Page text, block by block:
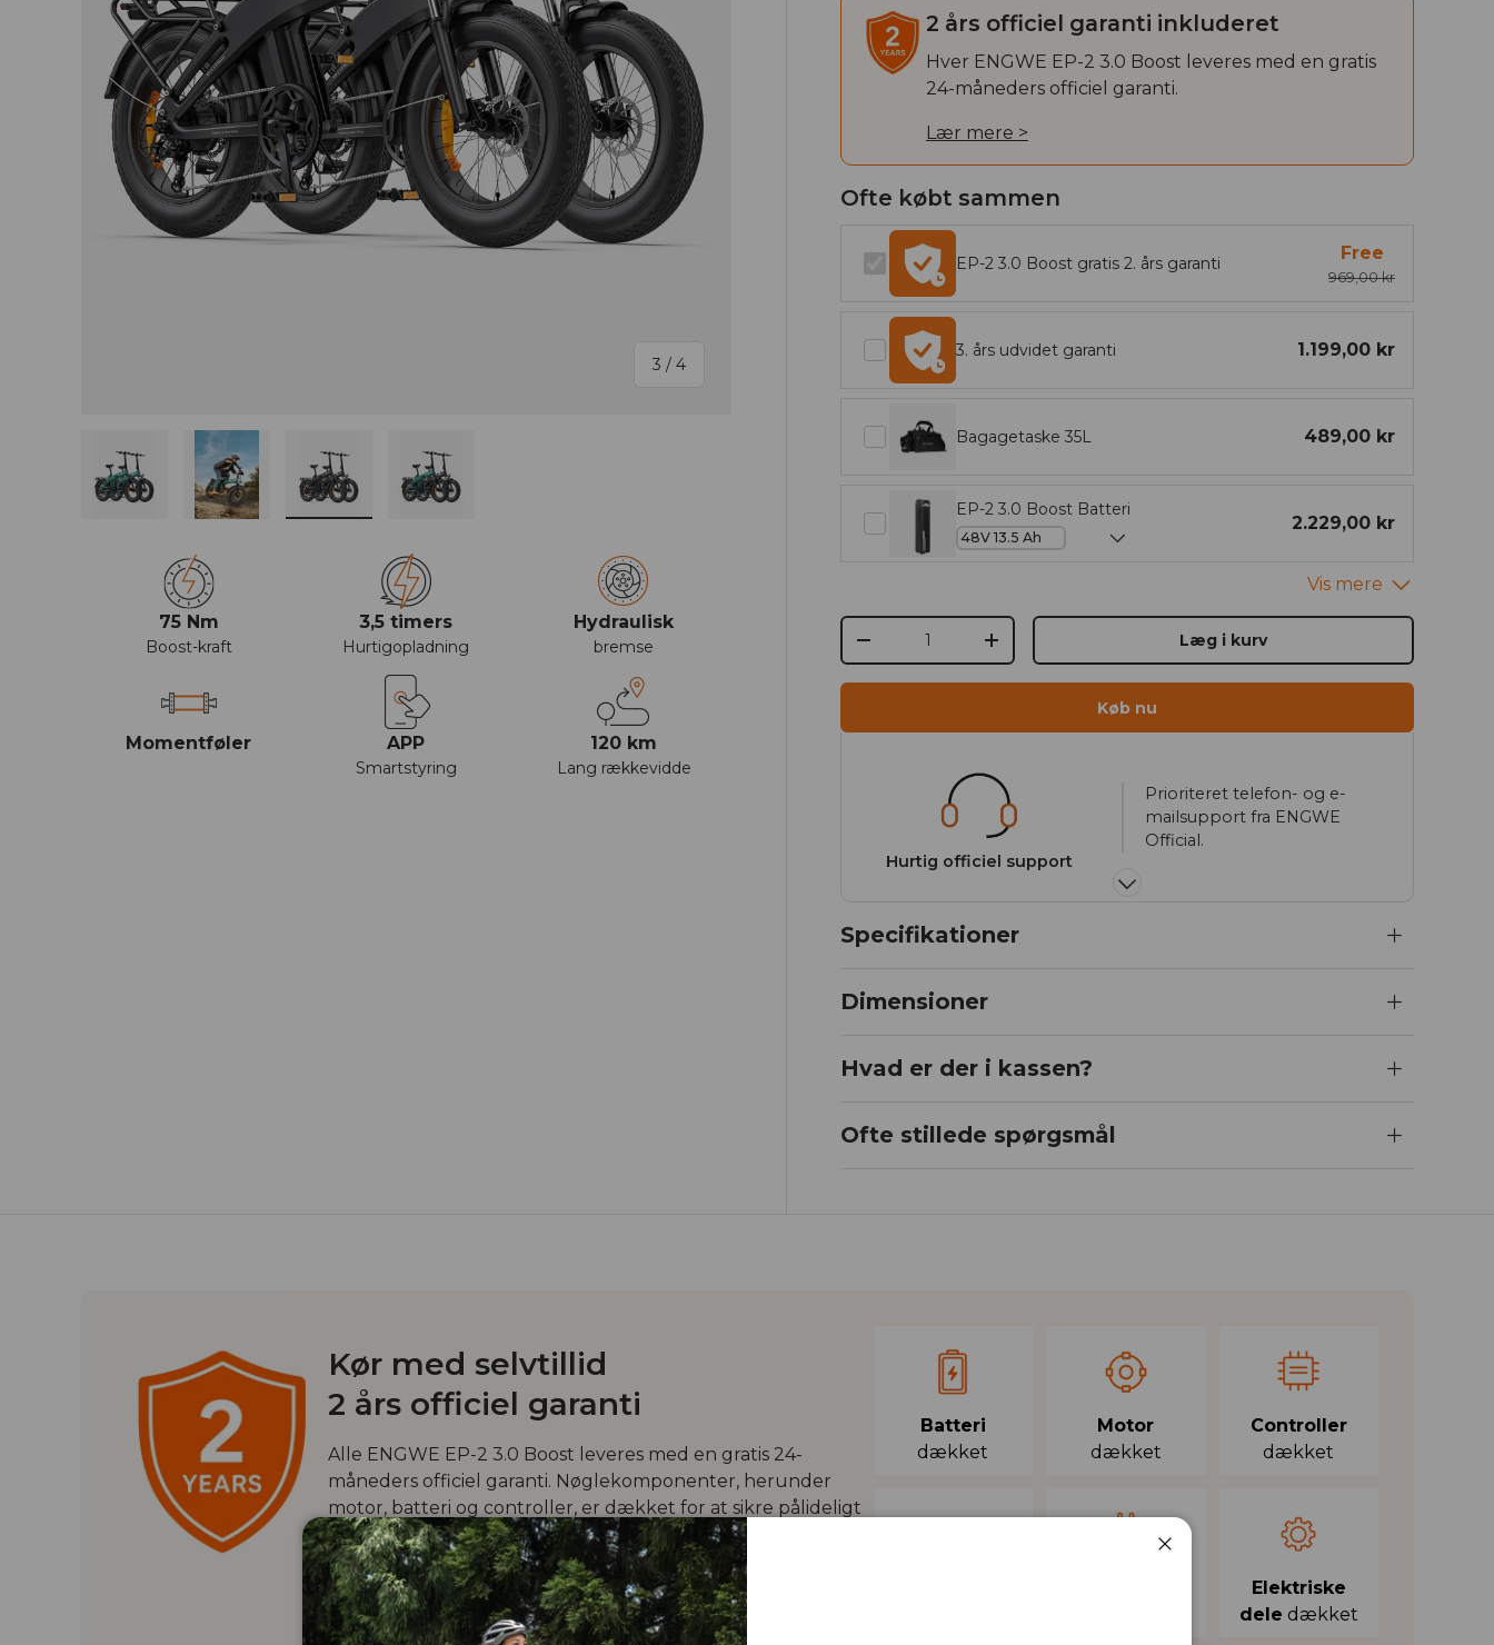
3 / af
4
75 Nm
Boost-kraft
3,5 timers
Hurtigopladning
Hydraulisk
bremse
Momentføler APP
Smartstyring
120 km
Lang rækkevidde
2 års officiel garanti inkluderet
Hver ENGWE EP-2 3.0 Boost leveres med en gratis
24-måneders officiel garanti.
Lær mere >
Ofte købt sammen
EP-2 3.0 Boost gratis 2. års garanti Free
969,00 kr
3. års udvidet garanti 1.199,00 kr
Bagagetaske 35L 489,00 kr
EP-2 3.0 Boost Batteri
2.229,00 kr
Antal
-
+ Læg i kurv
Køb nu
Hurtig officiel support
Prioriteret telefon- og e-
mailsupport fra ENGWE
Official.
Specifikationer
Dimensioner
Hvad er der i kassen?
Ofte stillede spørgsmål
Kør med selvtillid
2 års officiel garanti
Alle ENGWE EP-2 3.0 Boost leveres med en gratis 24-
måneders officiel garanti. Nøglekomponenter, herunder
motor, batteri og controller, er dækket for at sikre pålideligt
ejerskab bakket op af originale ENGWE-dele og professionel
teknisk support.
Lær mere >
Batteri
dækket
Motor
dækket
Controller
dækket
Elektriske
dele dækket